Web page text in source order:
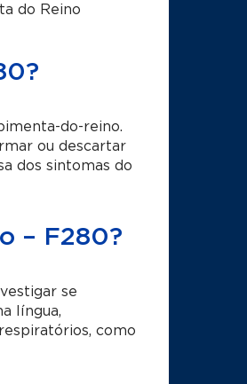
do Reino
do-reino.
ou descartar
dos sintomas do
– F280?
se
língua,
como